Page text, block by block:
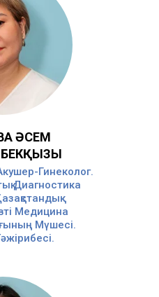
ӘСЕМ
Гинеколог.
Диагностика
Медицина
Мүшесі.